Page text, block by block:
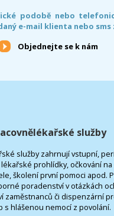
podobě nebo
e-mail klienta nebo
Objednejte se k nám
služby
služby zahrnují vstupní,
prohlídky, očkování na
školení první pomoci apod.
poradenství v otázkách
zaměstnanců či dispenzární
s hlášenou nemocí z povolání.